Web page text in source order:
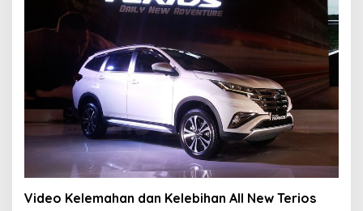
Video Kelemahan dan Kelebihan All New Terios